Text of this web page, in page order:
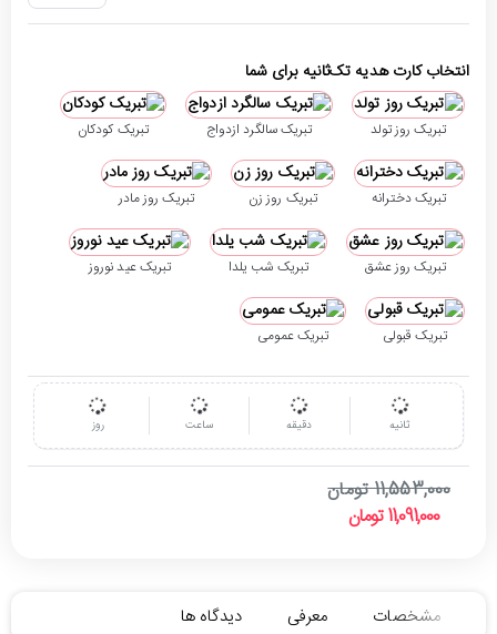
روز ساعت دقیقه ثانیه
11,091,000 تومان
11,553,000 تومان
انتخاب کارت هدیه تک‌ثانیه برای شما
تبریک روز تولد تبریک سالگرد ازدواج تبریک کودکان
تبریک دخترانه تبریک روز زن تبریک روز مادر
تبریک روز عشق تبریک شب یلدا تبریک عید نوروز
تبریک قبولی تبریک عمومی
مشخصات معرفی دیدگاه ها